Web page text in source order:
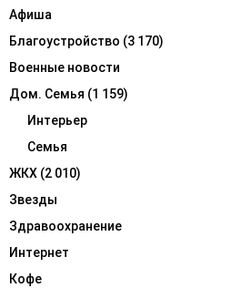
Афиша
Благоустройство (3 170)
Военные новости
Дом. Семья (1 159)
Интерьер
Семья
ЖКХ (2 010)
Звезды
Здравоохранение
Интернет
Кофе